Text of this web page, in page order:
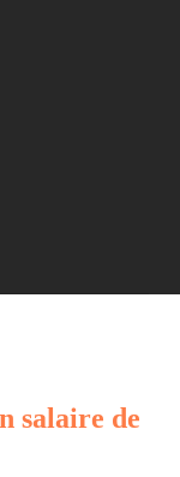
salaire de